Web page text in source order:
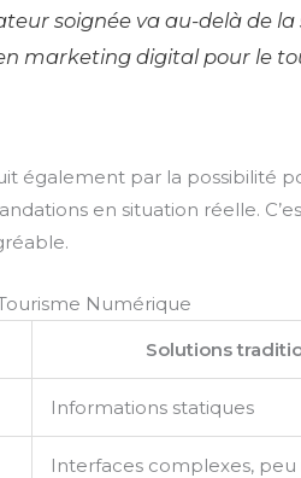
soignée va au-delà de
marketing digital pour le
également par la possibilité
en situation réelle.
Numérique
Solutions
Informations statiques
Interfaces complexes, peu